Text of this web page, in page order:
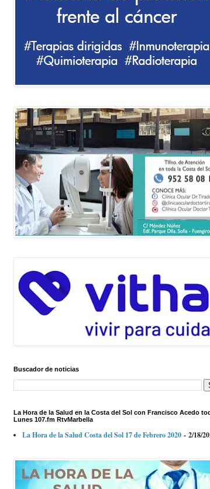
Buscador de noticias
La Hora de la Salud en la Costa del Sol con Francisco Acedo
Lunes 107.fm RtvMarbella
La Hora de la Salud Costa del Sol 17 de Febrero 2020 - 2/18/